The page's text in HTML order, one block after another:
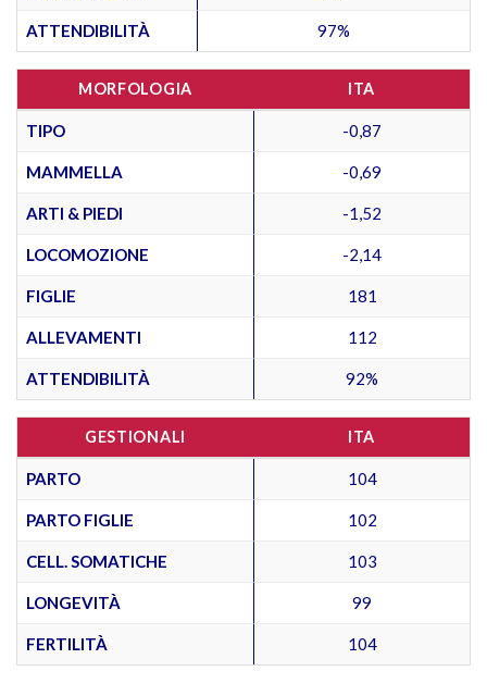
ATTENDIBILITÀ 97%
MORFOLOGIA ITA
TIPO -0,87
MAMMELLA -0,69
ARTI & PIEDI -1,52
LOCOMOZIONE -2,14
FIGLIE 181
ALLEVAMENTI 112
ATTENDIBILITÀ 92%
GESTIONALI ITA
PARTO 104
PARTO FIGLIE 102
CELL. SOMATICHE 103
LONGEVITÀ 99
FERTILITÀ 104